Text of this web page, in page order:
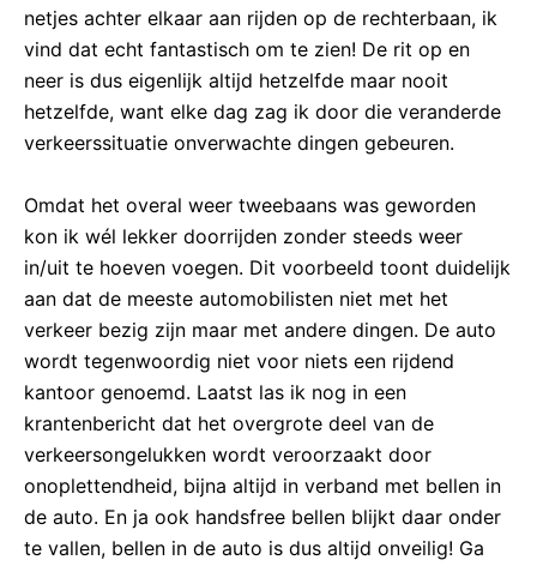
netjes achter elkaar aan rijden op de rechterbaan, ik
vind dat echt fantastisch om te zien! De rit op en
neer is dus eigenlijk altijd hetzelfde maar nooit
hetzelfde, want elke dag zag ik door die veranderde
verkeerssituatie onverwachte dingen gebeuren.
Omdat het overal weer tweebaans was geworden
kon ik wél lekker doorrijden zonder steeds weer
in/uit te hoeven voegen. Dit voorbeeld toont duidelijk
aan dat de meeste automobilisten niet met het
verkeer bezig zijn maar met andere dingen. De auto
wordt tegenwoordig niet voor niets een rijdend
kantoor genoemd. Laatst las ik nog in een
krantenbericht dat het overgrote deel van de
verkeersongelukken wordt veroorzaakt door
onoplettendheid, bijna altijd in verband met bellen in
de auto. En ja ook handsfree bellen blijkt daar onder
te vallen, bellen in de auto is dus altijd onveilig! Ga